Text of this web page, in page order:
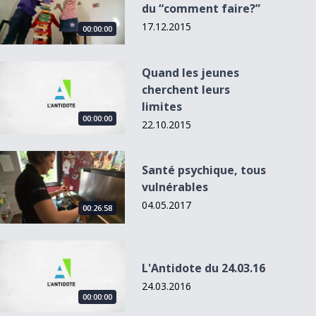
00:00:00
du “comment faire?”
17.12.2015
les jeunes cherchent leurs limites
00:00:00
Quand les jeunes
cherchent leurs
limites
22.10.2015
psychique, tous vulnérables
00:26:58
Santé psychique, tous
vulnérables
04.05.2017
00:00:00
L'Antidote du 24.03.16
24.03.2016